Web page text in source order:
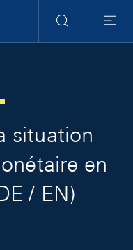
Ricerca
Menu
situation
en
/ EN)